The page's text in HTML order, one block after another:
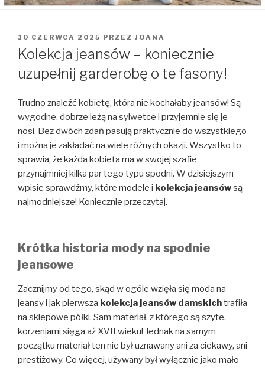
OPUBLIKOWANE
W
10 CZERWCA 2025 PRZEZ JOANA
Kolekcja jeansów – koniecznie
uzupełnij garderobę o te fasony!
Trudno znaleźć kobietę, która nie kochałaby jeansów! Są
wygodne, dobrze leżą na sylwetce i przyjemnie się je
nosi. Bez dwóch zdań pasują praktycznie do wszystkiego
i można je zakładać na wiele różnych okazji. Wszystko to
sprawia, że każda kobieta ma w swojej szafie
przynajmniej kilka par tego typu spodni. W dzisiejszym
wpisie sprawdźmy, które modele i kolekcja jeansówsą
najmodniejsze! Koniecznie przeczytaj.
Krótka historia mody na spodnie
jeansowe
Zacznijmy od tego, skąd w ogóle wzięła się moda na
jeansy i jak pierwsza kolekcja jeansów damskichtrafiła
na sklepowe półki. Sam materiał, z którego są szyte,
korzeniami sięga aż XVII wieku! Jednak na samym
początku materiał ten nie był uznawany ani za ciekawy, ani
prestiżowy. Co więcej, używany był wyłącznie jako mało